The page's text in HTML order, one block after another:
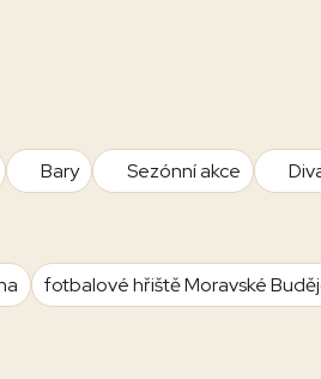
Bary Sezónní akce
fotbalové hřiště Moravské